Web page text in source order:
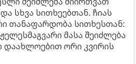
სხვა სითხეებთან. ჩიას
თანაფარდობა სითხესთან:
მასა შეიძლება
დაახლოებით ორი კვირის